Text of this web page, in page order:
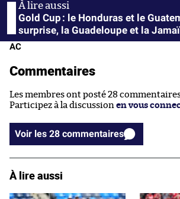
Gold Cup : le Honduras et le
surprise, la Guadeloupe et la
AC
Commentaires
Les membres ont posté 28
Participez à la discussion en vous
Voir les 28 commentaires
À lire aussi